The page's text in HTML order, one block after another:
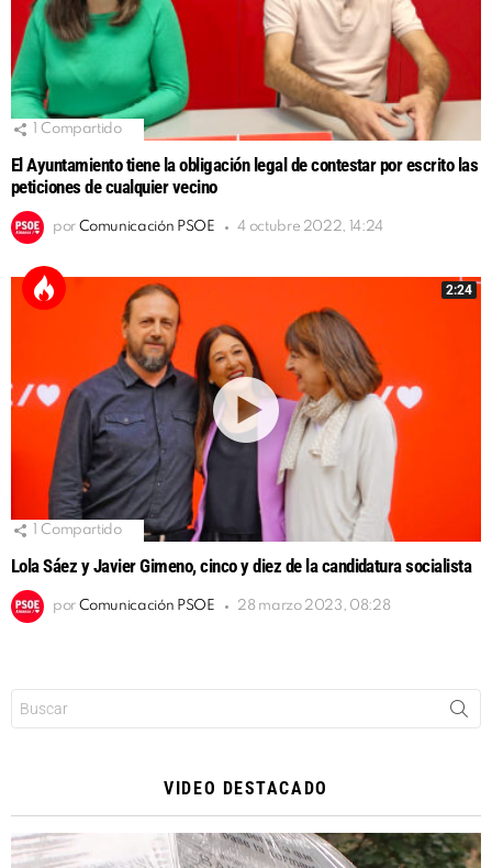
Compartido
El Ayuntamiento tiene la obligación legal de contestar por escrito las
peticiones de cualquier vecino
por Comunicación PSOE 4 octubre 2022, 14:24
2:24
Compartido
Lola Sáez y Javier Gimeno, cinco y diez de la candidatura socialista
por Comunicación PSOE 28 marzo 2023, 08:28
VIDEO DESTACADO
Reproductor